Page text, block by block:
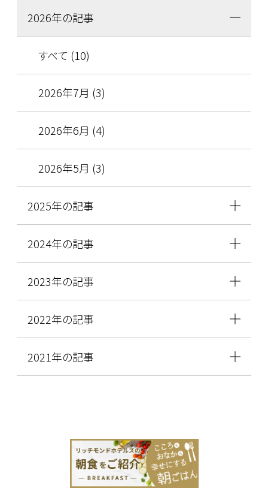
2026年の記事
すべて (10)
2026年7月 (3)
2026年6月 (4)
2026年5月 (3)
2025年の記事
2024年の記事
2023年の記事
2022年の記事
2021年の記事